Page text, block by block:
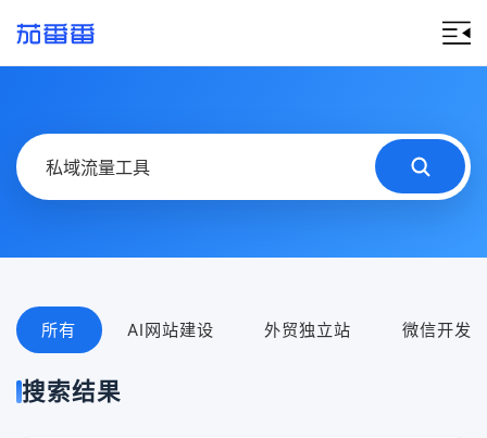
所有 AI网站建设 外贸独立站 微信开发
搜索结果